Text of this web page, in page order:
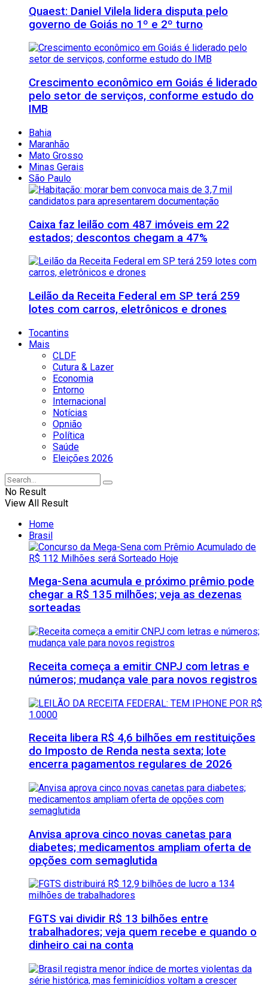
Quaest: Daniel Vilela lidera disputa pelo
governo de Goiás no 1º e 2º turno
Crescimento econômico em Goiás é liderado
pelo setor de serviços, conforme estudo do
IMB
Bahia
Maranhão
Mato Grosso
Minas Gerais
São Paulo
Caixa faz leilão com 487 imóveis em 22
estados; descontos chegam a 47%
Leilão da Receita Federal em SP terá 259
lotes com carros, eletrônicos e drones
Tocantins
Mais
CLDF
Cutura & Lazer
Economia
Entorno
Internacional
Notícias
Opnião
Política
Saúde
Eleições 2026
No Result
View All Result
Home
Brasil
Mega-Sena acumula e próximo prêmio pode
chegar a R$ 135 milhões; veja as dezenas
sorteadas
Receita começa a emitir CNPJ com letras e
números; mudança vale para novos registros
Receita libera R$ 4,6 bilhões em restituições
do Imposto de Renda nesta sexta; lote
encerra pagamentos regulares de 2026
Anvisa aprova cinco novas canetas para
diabetes; medicamentos ampliam oferta de
opções com semaglutida
FGTS vai dividir R$ 13 bilhões entre
trabalhadores; veja quem recebe e quando o
dinheiro cai na conta